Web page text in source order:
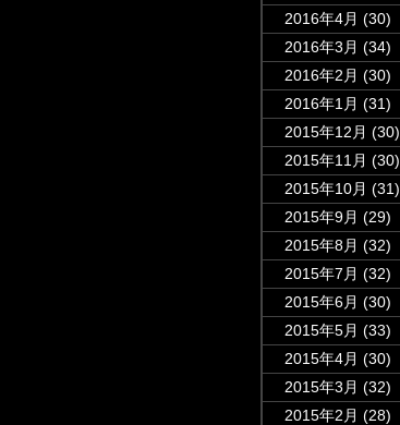
2016年4月 (30)
2016年3月 (34)
2016年2月 (30)
2016年1月 (31)
2015年12月 (30)
2015年11月 (30)
2015年10月 (31)
2015年9月 (29)
2015年8月 (32)
2015年7月 (32)
2015年6月 (30)
2015年5月 (33)
2015年4月 (30)
2015年3月 (32)
2015年2月 (28)